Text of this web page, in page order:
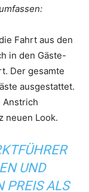
Fahrt aus den
in den Gäste-
Der gesamte
ausgestattet.
Anstrich
neuen Look.
UND
PREIS ALS